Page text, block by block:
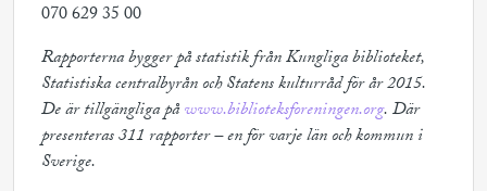
070 629 35 00
Rapporterna bygger på statistik från Kungliga biblioteket,
Statistiska centralbyrån och Statens kulturråd för år 2015.
De är tillgängliga påwww.biblioteksforeningen.org. Där
presenteras 311 rapporter – en för varje län och kommun i
Sverige.